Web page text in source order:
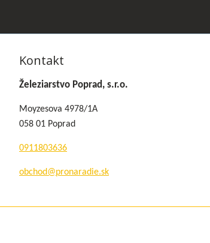
Kontakt
Železiarstvo Poprad, s.r.o.
Moyzesova 4978/1A
058 01 Poprad
0911803636
obchod@pronaradie.sk